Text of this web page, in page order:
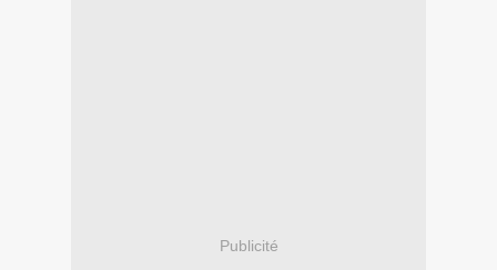
Publicité